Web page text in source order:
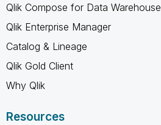
Qlik Compose for Data Warehouse
Qlik Enterprise Manager
Catalog & Lineage
Qlik Gold Client
Why Qlik
Resources